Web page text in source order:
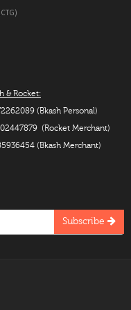
& Rocket:
(Bkash Personal)
(Rocket Merchant)
(Bkash Merchant)
Subscribe